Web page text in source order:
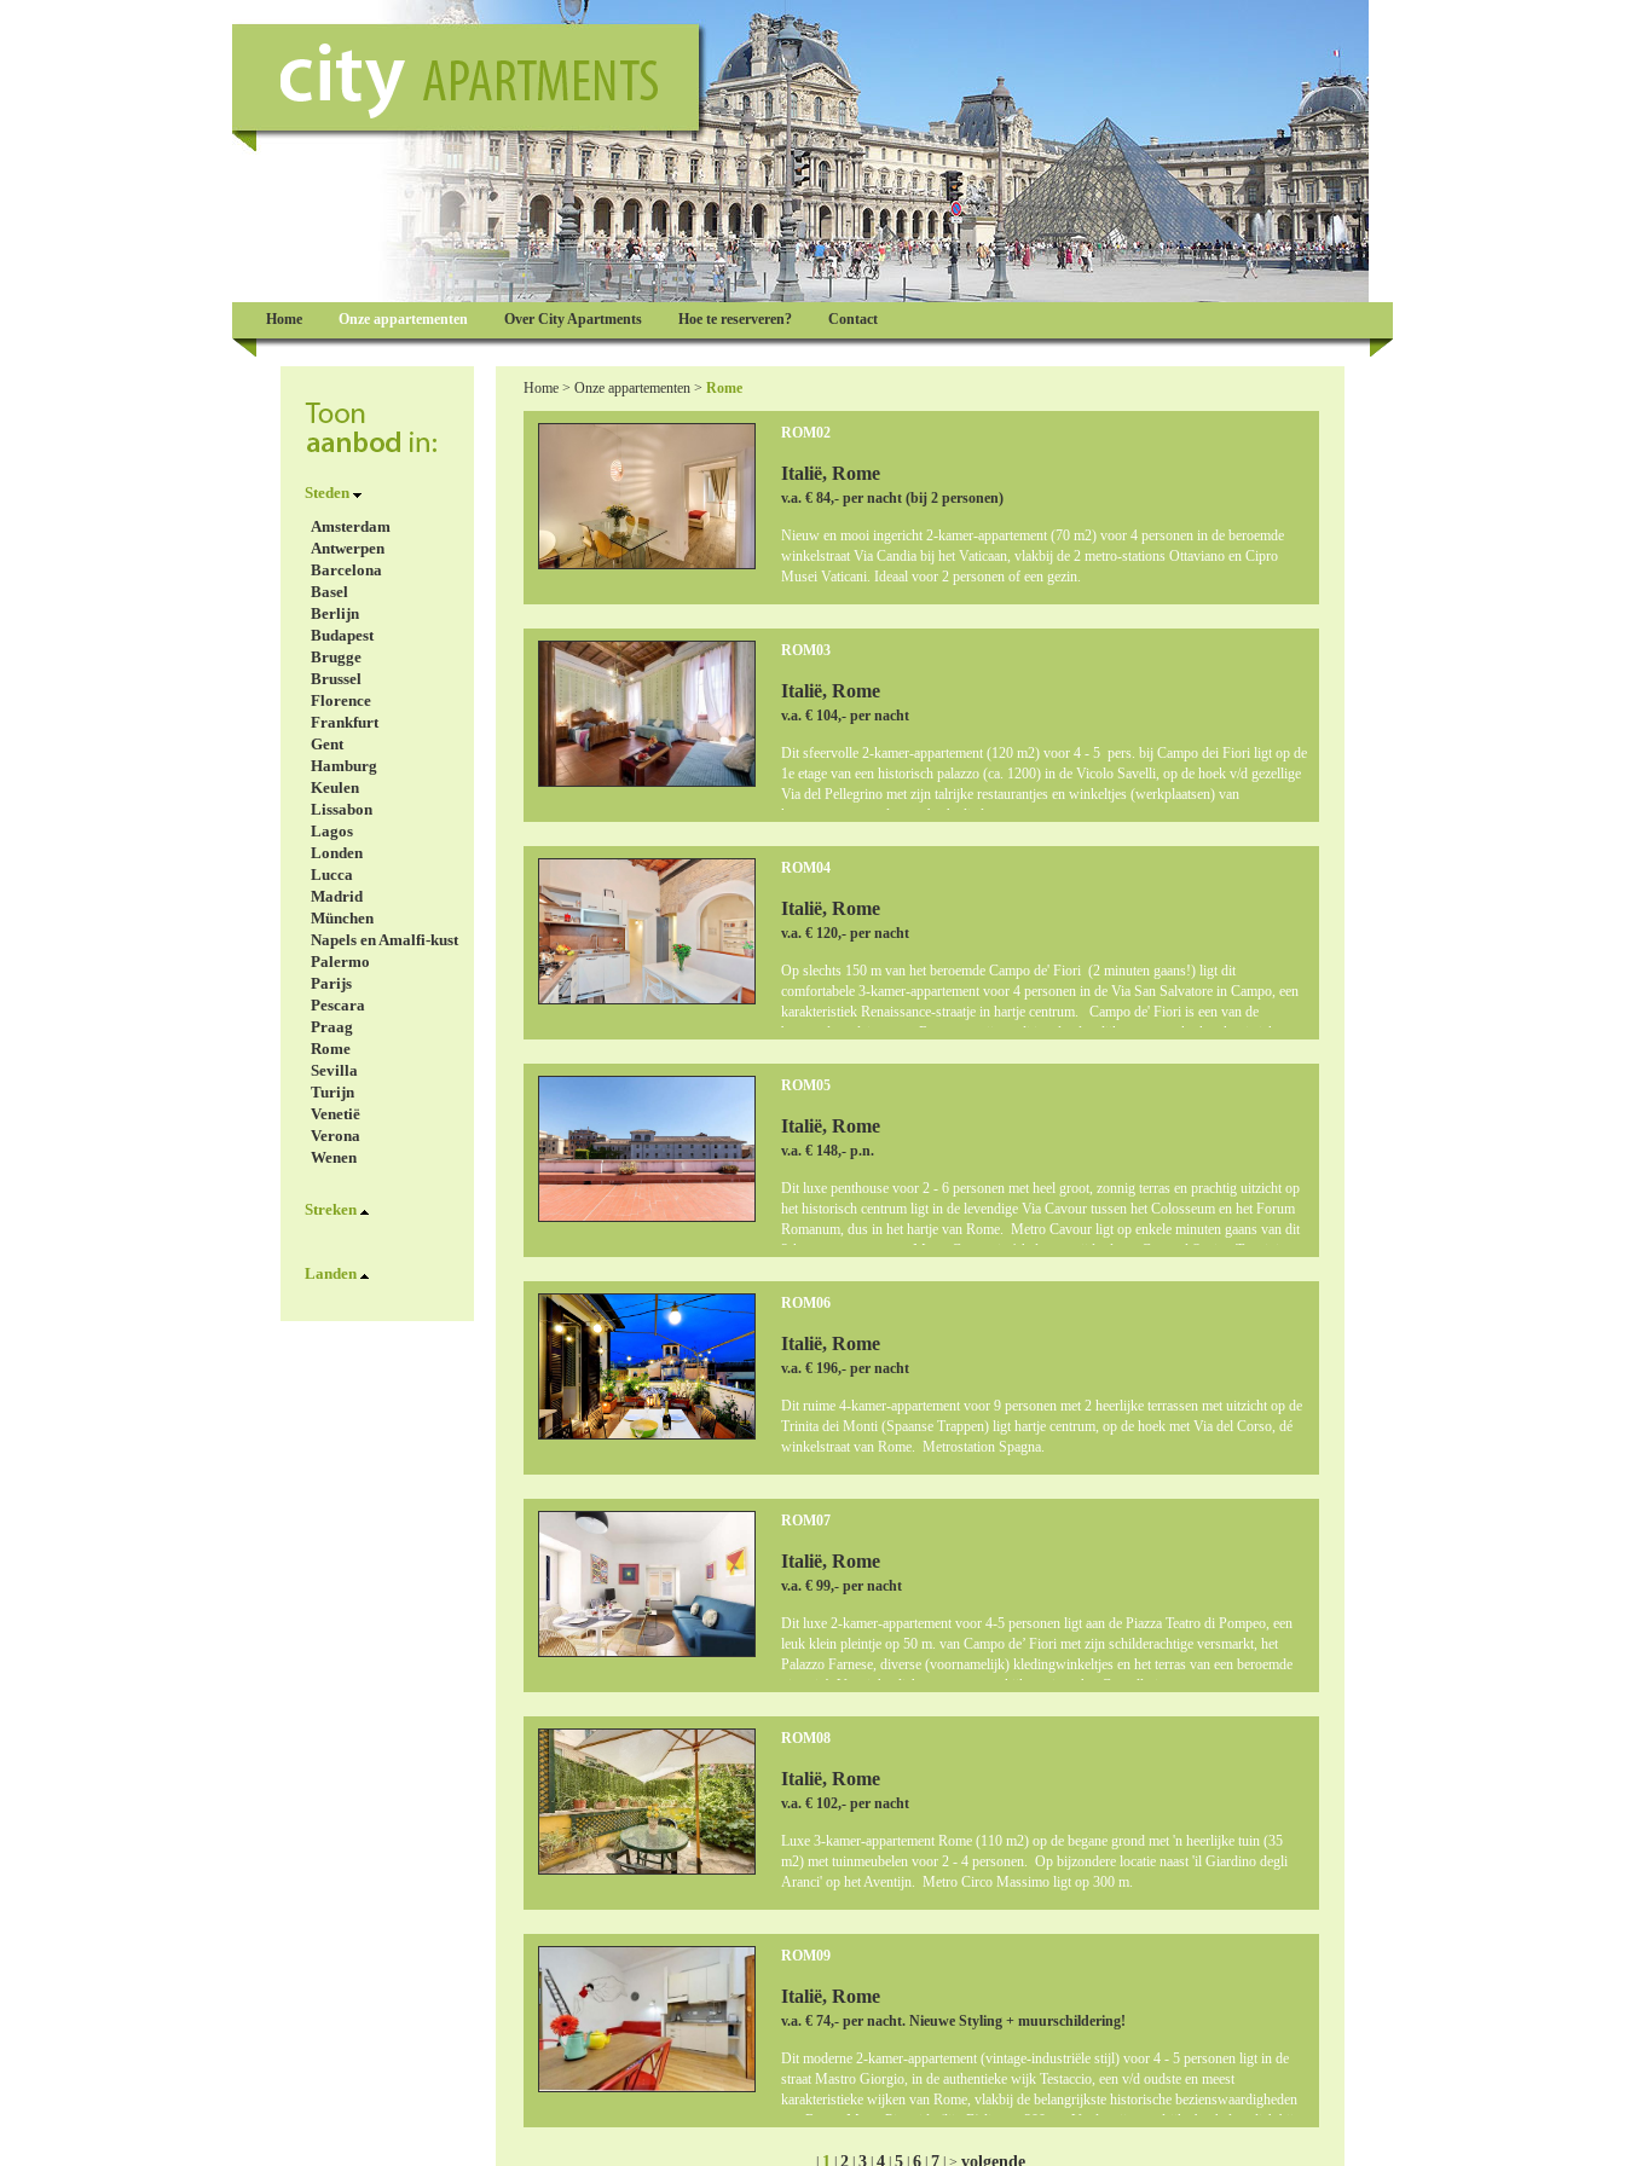
Steden
Amsterdam
Antwerpen
Barcelona
Basel
Berlijn
Budapest
Brugge
Brussel
Florence
Frankfurt
Gent
Hamburg
Keulen
Lissabon
Lagos
Londen
Lucca
Madrid
München
Napels en Amalfi-kust
Palermo
Parijs
Pescara
Praag
Rome
Sevilla
Turijn
Venetië
Verona
Wenen
Streken
Landen
Home > Onze appartementen > Rome
ROM02
Italië, Rome
v.a. € 84,- per nacht (bij 2 personen)
Nieuw en mooi ingericht 2-kamer-appartement (70 m2) voor 4 personen in de beroemde
winkelstraat Via Candia bij het Vaticaan, vlakbij de 2 metro-stations Ottaviano en Cipro
Musei Vaticani. Ideaal voor 2 personen of een gezin.
ROM03
Italië, Rome
v.a. € 104,- per nacht
Dit sfeervolle 2-kamer-appartement (120 m2) voor 4 - 5 pers. bij Campo dei Fiori ligt op de
1e etage van een historisch palazzo (ca. 1200) in de Vicolo Savelli, op de hoek v/d gezellige
Via del Pellegrino met zijn talrijke restaurantjes en winkeltjes (werkplaatsen) van
kunstenaars en andere ambachtslieden.
ROM04
Italië, Rome
v.a. € 120,- per nacht
Op slechts 150 m van het beroemde Campo de' Fiori (2 minuten gaans!) ligt dit
comfortabele 3-kamer-appartement voor 4 personen in de Via San Salvatore in Campo, een
karakteristiek Renaissance-straatje in hartje centrum. Campo de' Fiori is een van de
beroemdste pleinen van Rome met zijn traditionele, dagelijkse versmarkt, karakteristieke
ROM05
Italië, Rome
v.a. € 148,- p.n.
Dit luxe penthouse voor 2 - 6 personen met heel groot, zonnig terras en prachtig uitzicht op
het historisch centrum ligt in de levendige Via Cavour tussen het Colosseum en het Forum
Romanum, dus in het hartje van Rome. Metro Cavour ligt op enkele minuten gaans van dit
3-kamer-appartement. Metro Cavour is 1 halte verwijderd van Centraal Station Termini.
ROM06
Italië, Rome
v.a. € 196,- per nacht
Dit ruime 4-kamer-appartement voor 9 personen met 2 heerlijke terrassen met uitzicht op de
Trinita dei Monti (Spaanse Trappen) ligt hartje centrum, op de hoek met Via del Corso, dé
winkelstraat van Rome. Metrostation Spagna.
ROM07
Italië, Rome
v.a. € 99,- per nacht
Dit luxe 2-kamer-appartement voor 4-5 personen ligt aan de Piazza Teatro di Pompeo, een
leuk klein pleintje op 50 m. van Campo de’ Fiori met zijn schilderachtige versmarkt, het
Palazzo Farnese, diverse (voornamelijk) kledingwinkeltjes en het terras van een beroemde
pizzeria! Vanuit het lichte appartement kijkt u uit op het Cancellaria, een
naar de Trevifontein, Via Veneto an Villa Borghese.
ROM08
Italië, Rome
v.a. € 102,- per nacht
Luxe 3-kamer-appartement Rome (110 m2) op de begane grond met 'n heerlijke tuin (35
m2) met tuinmeubelen voor 2 - 4 personen. Op bijzondere locatie naast 'il Giardino degli
Aranci' op het Aventijn. Metro Circo Massimo ligt op 300 m.
ROM09
Italië, Rome
v.a. € 74,- per nacht. Nieuwe Styling + muurschildering!
Dit moderne 2-kamer-appartement (vintage-industriële stijl) voor 4 - 5 personen ligt in de
straat Mastro Giorgio, in de authentieke wijk Testaccio, een v/d oudste en meest
karakteristieke wijken van Rome, vlakbij de belangrijkste historische bezienswaardigheden
van Rome. Metro Piramide (lijn B) ligt op 300 m. Verder zijn er talrijke bushaltes dichtbij:
Portese met zijn zondagse vlooienmarkt (alleen even de brug over de Tiber oversteken of 2
1 2| 3| 4| 5| 6| 7| > volgende
Home Onze appartementen Over City Apartments Hoe te reserveren? Contact